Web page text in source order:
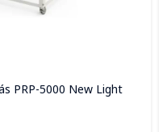
PRP-5000 New Light